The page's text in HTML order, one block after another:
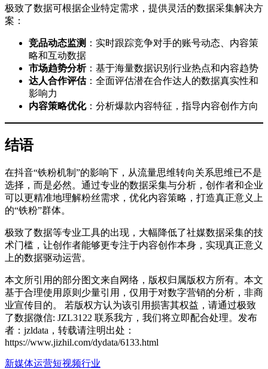
极致了数据可根据企业特定需求，提供灵活的数据采集解决方
案：
竞品动态监测 ：实时跟踪竞争对手的账号动态、内容策
略和互动数据
市场趋势分析：基于海量数据识别行业热点和内容趋势
达人合作评估：全面评估潜在合作达人的数据真实性和
影响力
内容策略优化：分析爆款内容特征，指导内容创作方向
结语
在抖音“铁粉机制”的影响下，从流量思维转向关系思维已不是
选择，而是必然。通过专业的数据采集与分析，创作者和企业
可以更精准地理解粉丝需求，优化内容策略，打造真正意义上
的“铁粉”群体。
极致了数据等专业工具的出现，大幅降低了社媒数据采集的技
术门槛，让创作者能够更专注于内容创作本身，实现真正意义
上的数据驱动运营。
本文所引用的部分图文来自网络，版权归属版权方所有。本文
基于合理使用原则少量引用，仅用于对数字营销的分析，非商
业宣传目的。 若版权方认为该引用损害其权益，请通过极致
了数据微信: JZL3122 联系我方，我们将立即配合处理。发布
者：jzldata，转载请注明出处：
https://www.jizhil.com/dydata/6133.html
新媒体运营短视频行业